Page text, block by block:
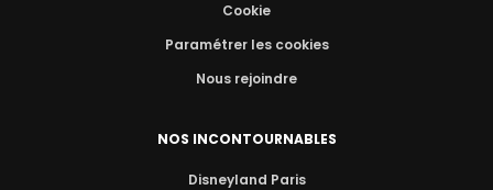
Cookie
Paramétrer les cookies
Nous rejoindre
NOS INCONTOURNABLES
Disneyland Paris